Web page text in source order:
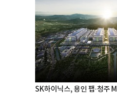
SK하이닉스, 용인 팹·청주